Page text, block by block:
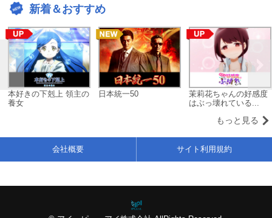
新着＆おすすめ
本好きの下剋上 領主の
養女
日本統一50
茉莉花ちゃんの好感度
はぶっ壊れている...
もっと見る
会社概要 サイト利用規約